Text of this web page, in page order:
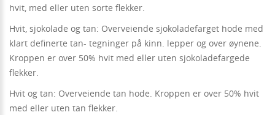
hvit, med eller uten sorte flekker.
Hvit, sjokolade og tan: Overveiende sjokoladefarget hode med
klart definerte tan- tegninger på kinn. lepper og over øynene.
Kroppen er over 50% hvit med eller uten sjokoladefargede
flekker.
Hvit og tan: Overveiende tan hode. Kroppen er over 50% hvit
med eller uten tan flekker.